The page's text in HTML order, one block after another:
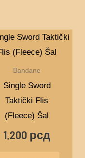
Bandane
Single Sword
Taktički Flis
(Fleece) Šal
1.200 рсд
Ovaj